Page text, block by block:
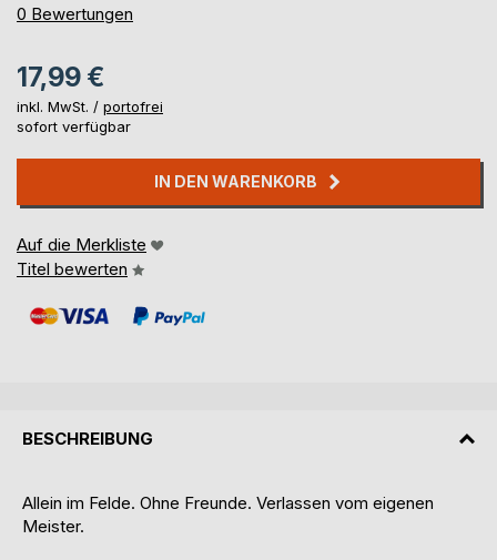
0%
0 Bewertungen
17,99 €
inkl. MwSt. / portofrei
sofort verfügbar
IN DEN WARENKORB
Auf die Merkliste
Titel bewerten
BESCHREIBUNG
Allein im Felde. Ohne Freunde. Verlassen vom eigenen
Meister.